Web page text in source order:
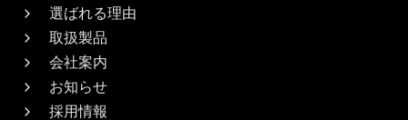
選ばれる理由
取扱製品
会社案内
お知らせ
採用情報